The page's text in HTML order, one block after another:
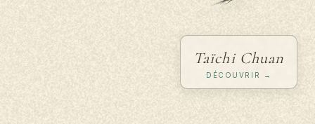
Taïchi Chuan